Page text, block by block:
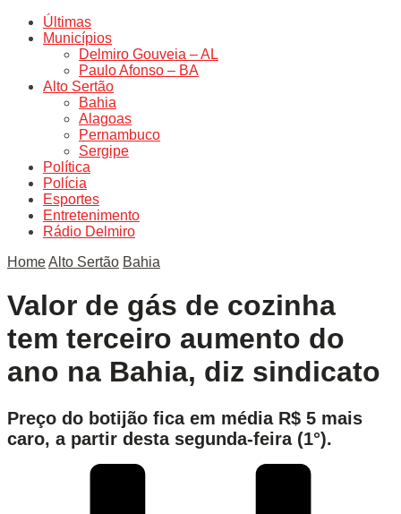
Últimas
Municípios
Delmiro Gouveia – AL
Paulo Afonso – BA
Alto Sertão
Bahia
Alagoas
Pernambuco
Sergipe
Política
Polícia
Esportes
Entretenimento
Rádio Delmiro
HomeAlto Sertão Bahia
Valor de gás de cozinha
tem terceiro aumento do
ano na Bahia, diz sindicato
Preço do botijão fica em média R$ 5 mais
caro, a partir desta segunda-feira (1°).